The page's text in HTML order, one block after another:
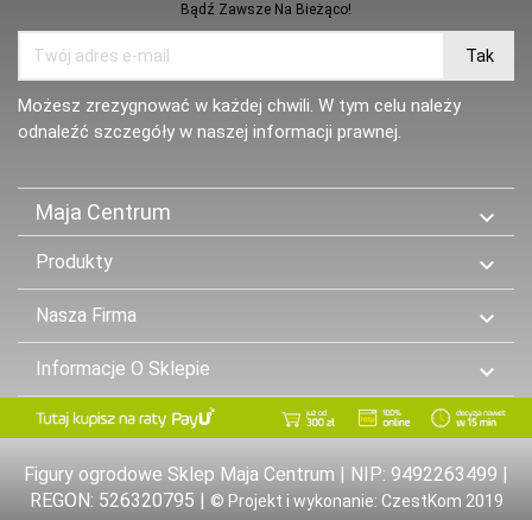
Bądź Zawsze Na Bieżąco!
Możesz zrezygnować w każdej chwili. W tym celu należy
odnaleźć szczegóły w naszej informacji prawnej.
Maja Centrum 
Produkty 
Nasza Firma 
Informacje O Sklepie 
Figury ogrodowe Sklep Maja Centrum | NIP: 9492263499 |
REGON: 526320795 |
© Projekt i wykonanie: CzestKom 2019